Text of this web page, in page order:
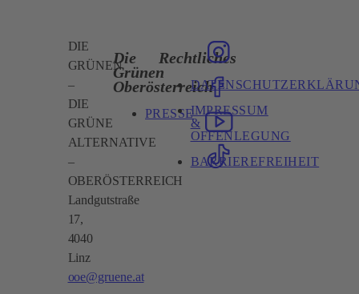
DIE
GRÜNEN
–
DIE
GRÜNE
ALTERNATIVE
–
OBERÖSTERREICH
Landgutstraße
17,
4040
Linz
ooe@gruene.at
Die
Grünen
Oberösterreich
PRESSE
Rechtliches
IMPRESSUM
&
OFFENLEGUNG
BARRIEREFREIHEIT